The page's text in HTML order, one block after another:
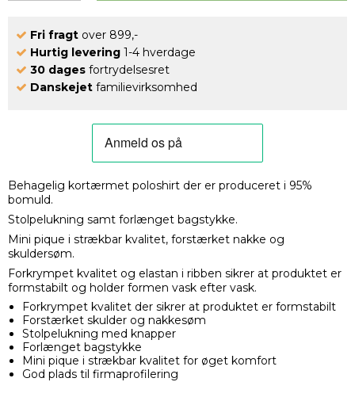
Fri fragt over 899,-
Hurtig levering 1-4 hverdage
30 dages fortrydelsesret
Danskejet familievirksomhed
Behagelig kortærmet poloshirt der er produceret i 95%
bomuld.
Stolpelukning samt forlænget bagstykke.
Mini pique i strækbar kvalitet, forstærket nakke og
skuldersøm.
Forkrympet kvalitet og elastan i ribben sikrer at produktet er
formstabilt og holder formen vask efter vask.
Forkrympet kvalitet der sikrer at produktet er formstabilt
Forstærket skulder og nakkesøm
Stolpelukning med knapper
Forlænget bagstykke
Mini pique i strækbar kvalitet for øget komfort
God plads til firmaprofilering